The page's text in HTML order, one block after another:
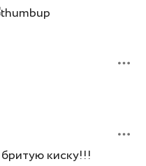
киску!!!